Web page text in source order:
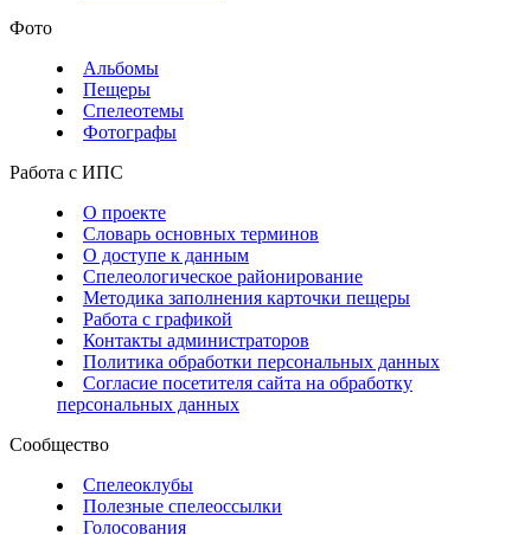
Фото
Альбомы
Пещеры
Спелеотемы
Фотографы
Работа с ИПС
О проекте
Словарь основных терминов
О доступе к данным
Спелеологическое районирование
Методика заполнения карточки пещеры
Работа с графикой
Контакты администраторов
Политика обработки персональных данных
Согласие посетителя сайта на обработку
персональных данных
Сообщество
Спелеоклубы
Полезные спелеоссылки
Голосования